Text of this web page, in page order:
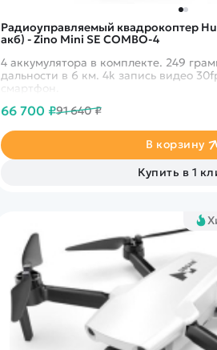
Радиоуправляемый квадрокоптер
акб) - Zino Mini SE COMBO-4
4 аккумулятора в комплекте. 249
дальности в 6 км. 4k запись видео
смартфон.
66 700 ₽91 640 ₽
В корзину
Купить в 1